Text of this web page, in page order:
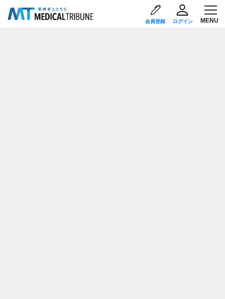
会員登録 ログイン